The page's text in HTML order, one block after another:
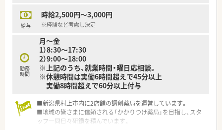
給与
時給2,500円～3,000円
※経験など考慮し決定
勤務
時間
月～金
1）8:30～17:30
2）9:00～18:00
※上記のうち、就業時間・曜日応相談。
※休憩時間は実働6時間超えで45分以上
実働8時間超えで60分以上付与
■新潟県村上市内に2店舗の調剤薬局を運営しています。
■地域の皆さまに信頼される「かかりつけ薬局」を目指し、スタ
ッフ一同日々研鑽を積んでいます。